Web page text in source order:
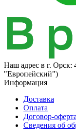
Наш адрес в г. Орск:
"Европейский")
Информация
Доставка
Оплата
Договор-оферта
Сведения об